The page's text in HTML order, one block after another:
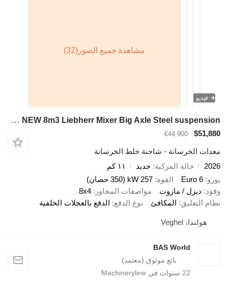
فيديو
Shacman L3000 8X4 NEW 8m3 Liebherr Mixer Big Axle Steel suspension
$51,880
€44,900
معدات الخرسانة - شاحنة خلط الخرسانة
2026
حالة المركبة جديد
١١ كم
يورو Euro 6 القوة 257 kW (350 حصان)
وقود ديزل / مازوت مواصفات المحاور
8x4
نظام التعليق المكافئ نوع الدفع الدفع بالعجلات الخلفية
هولندا، Veghel
BAS World
22 سنوات في Machineryline